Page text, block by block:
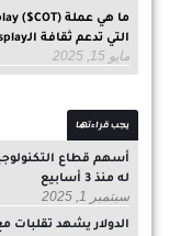
التي تدعم ثقافة الـCosplay حول العالم
مايو 15, 2025
يجب قراءتها
أسهم قطاع
له منذ 3 أسابيع
سبتمبر 1, 2025
الدولار يشهد